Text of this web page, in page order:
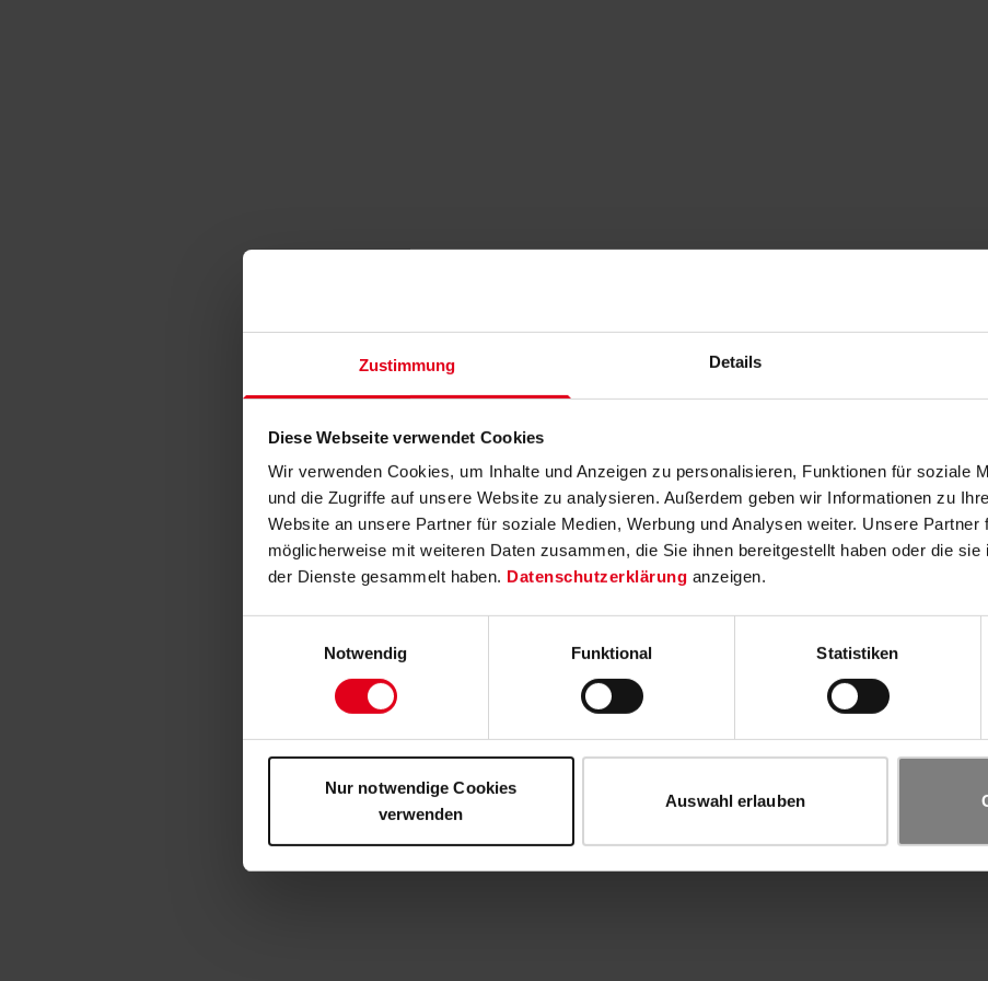
Zustimmung Details
Diese Webseite verwendet Cookies
Wir verwenden Cookies, um Inhalte und Anzeigen zu personalisieren, Funktionen für soziale
und die Zugriffe auf unsere Website zu analysieren. Außerdem geben wir Informationen zu
Website an unsere Partner für soziale Medien, Werbung und Analysen weiter. Unsere Partner
möglicherweise mit weiteren Daten zusammen, die Sie ihnen bereitgestellt haben oder die
der Dienste gesammelt haben. Datenschutzerklärung anzeigen.
Notwendig
Funktional Statistiken
Nur notwendige Cookies
verwenden
Auswahl erlauben